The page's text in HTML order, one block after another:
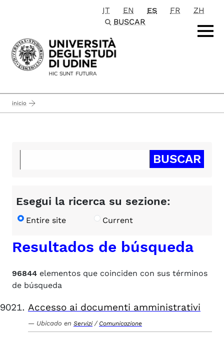
Passa al contenuto principale
IT EN ES FR
ZH
BUSCAR
inicio
Esegui la ricerca su sezione:
Entire site Current
Resultados de búsqueda
96844 elementos que coinciden con sus términos
de búsqueda
Accesso ai documenti amministrativi
Ubicado en Servizi / Comunicazione